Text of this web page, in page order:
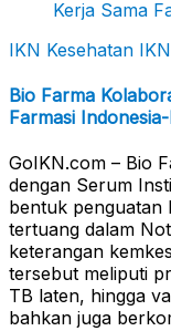
IKN Kesehatan
Bio Farma
Farmasi
GoIKN.com – Bio
dengan Serum
bentuk penguatan
tertuang dalam
keterangan
tersebut meliputi
TB laten, hingga
bahkan juga